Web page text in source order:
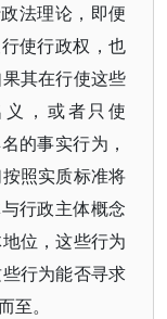
法理论，即便
使行政权，也
其在行使这些
，或者只使
的事实行为，
照实质标准将
行政主体概念
位，这些行为
行为能否寻求
。